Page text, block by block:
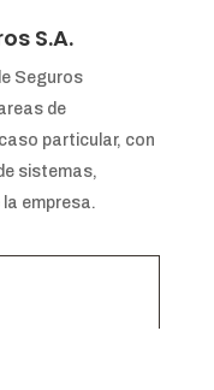
S.A.
Seguros
de
particular, con
sistemas,
empresa.